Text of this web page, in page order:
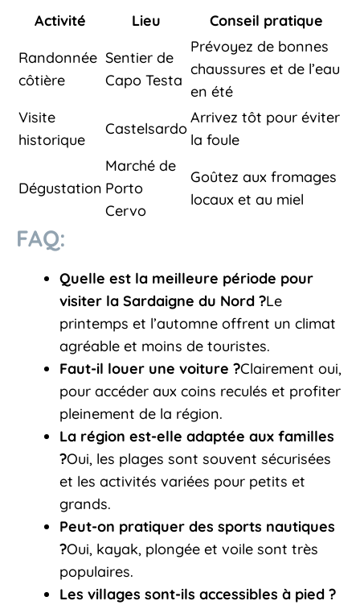
Activité Lieu
Conseil pratique
Randonnée
côtière
Sentier de
Capo Testa
Prévoyez de bonnes
chaussures et de l’eau
en été
Visite
historique
Castelsardo
Arrivez tôt pour éviter
la foule
Dégustation
Marché de
Porto
Cervo
Goûtez aux fromages
locaux et au miel
FAQ:
Quelle est la meilleure période pour
visiter la Sardaigne du Nord ?Le
printemps et l’automne offrent un climat
agréable et moins de touristes.
Faut-il louer une voiture ?Clairement oui,
pour accéder aux coins reculés et profiter
pleinement de la région.
La région est-elle adaptée aux familles
?Oui, les plages sont souvent sécurisées
et les activités variées pour petits et
grands.
Peut-on pratiquer des sports nautiques
?Oui, kayak, plongée et voile sont très
populaires.
Les villages sont-ils accessibles à pied ?